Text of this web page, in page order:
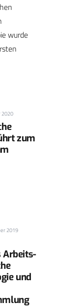
wurde
2020
zum
2019
Arbeits­
und